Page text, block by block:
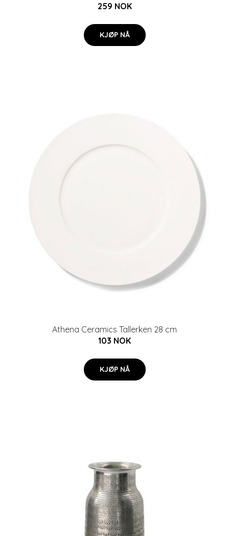
259 NOK
KJØP NÅ
Athena Ceramics Tallerken 28 cm
103 NOK
KJØP NÅ